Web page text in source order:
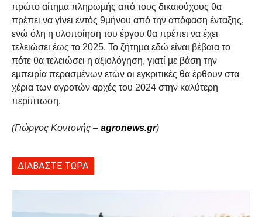
πρώτο αίτηµα πληρωµής από τους δικαιούχους θα
πρέπει να γίνει εντός 9µήνου από την απόφαση ένταξης,
ενώ όλη η υλοποίηση του έργου θα πρέπει να έχει
τελειώσει έως το 2025. Το ζήτηµα εδώ είναι βέβαια το
πότε θα τελειώσει η αξιολόγηση, γιατί µε βάση την
εµπειρία περασµένων ετών οι εγκριτικές θα έρθουν στα
χέρια των αγροτών αρχές του 2024 στην καλύτερη
περίπτωση.
(Γιώργος Κοντονής – agronews.gr)
ΔΙΑΒΑΣΤΕ ΤΩΡΑ